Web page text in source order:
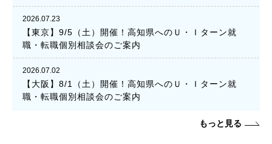
2026.07.23
【東京】9/5（土）開催！高知県へのＵ・Ｉターン就
職・転職個別相談会のご案内
2026.07.02
【大阪】8/1（土）開催！高知県へのＵ・Ｉターン就
職・転職個別相談会のご案内
もっと見る